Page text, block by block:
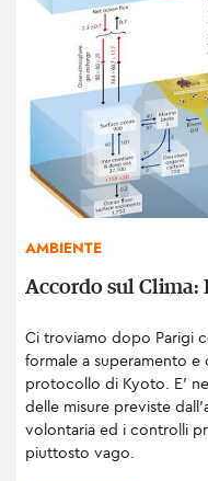
AMBIENTE
Accordo sul Clima:
Ci troviamo dopo Parigi
formale a superamento
protocollo di Kyoto. E'
delle misure previste
volontaria ed i controlli
piuttosto vago.